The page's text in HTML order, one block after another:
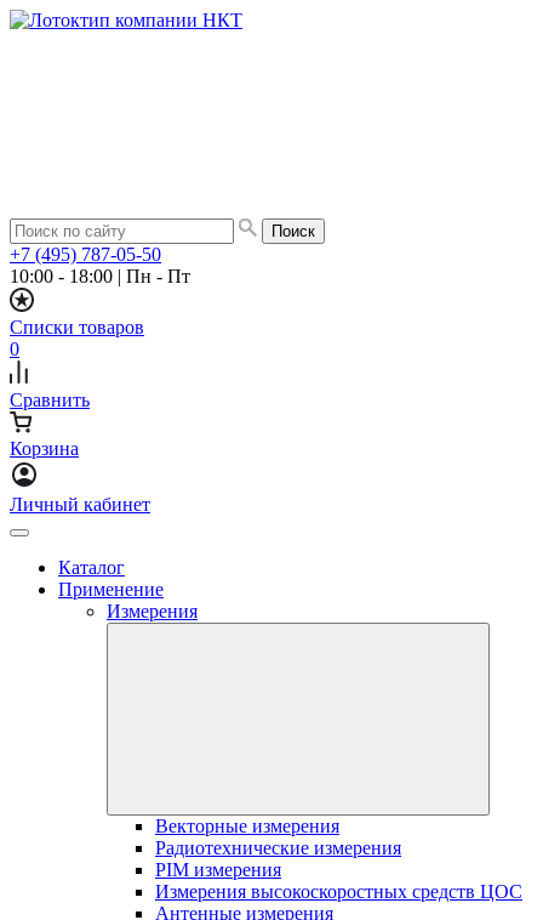
+7 (495) 787-05-50
10:00 - 18:00 | Пн - Пт
Списки товаров
0
Сравнить
Корзина
Личный кабинет
Каталог
Применение
Измерения
Векторные измерения
Радиотехнические измерения
PIM измерения
Измерения высокоскоростных средств ЦОС
Антенные измерения